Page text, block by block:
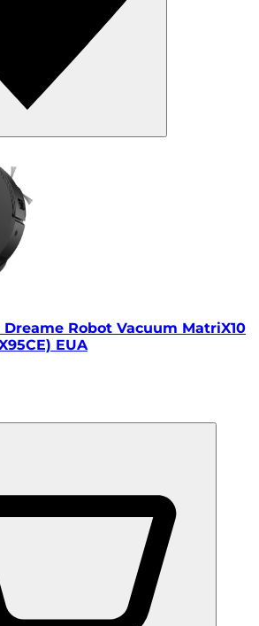
Robot Vacuum MatriX10
EUA